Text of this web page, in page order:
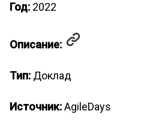
Год: 2022
Описание:
Тип: Доклад
Источник:AgileDays